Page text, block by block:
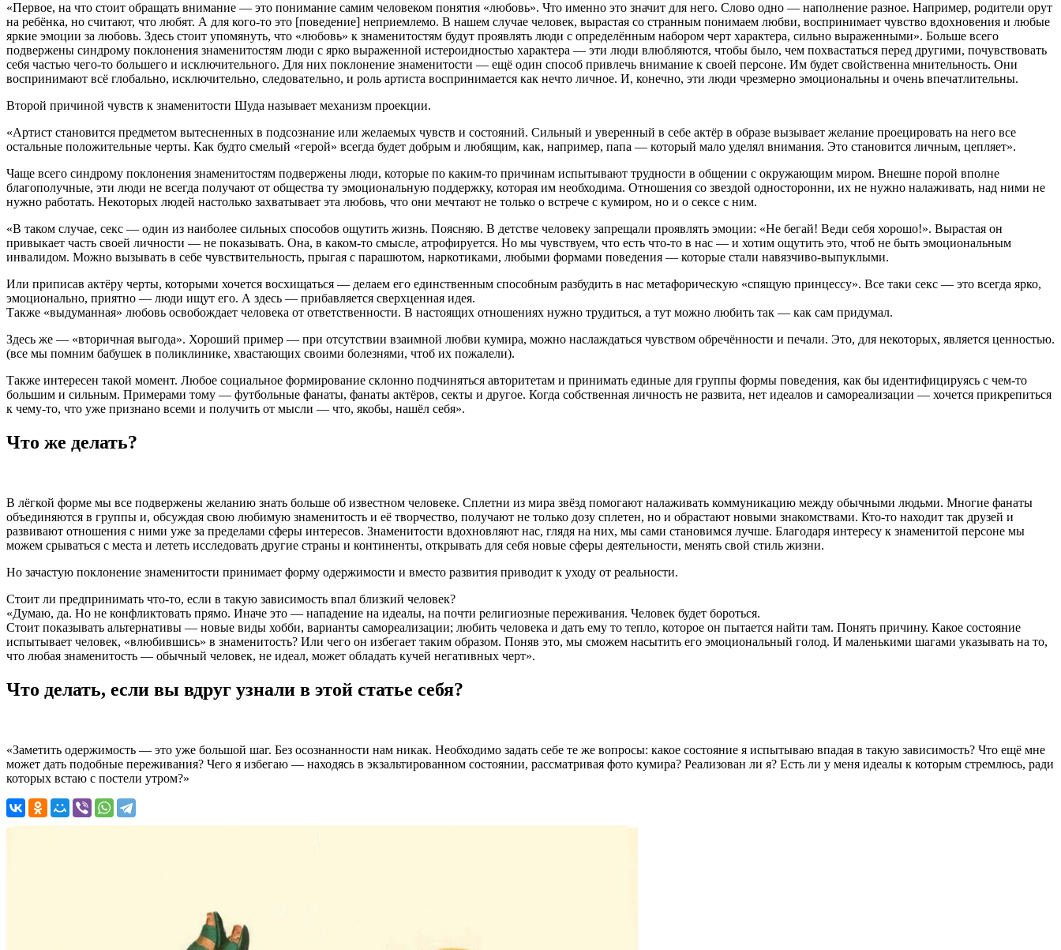
«Первое, на что стоит обращать внимание — это понимание самим человеком понятия «любовь». Что именно это значит для него. Слово одно — наполнение разное. Например, родители орут
на ребёнка, но считают, что любят. А для кого-то это [поведение] неприемлемо. В нашем случае человек, вырастая со странным понимаем любви, воспринимает чувство вдохновения и любые
яркие эмоции за любовь. Здесь стоит упомянуть, что «любовь» к знаменитостям будут проявлять люди с определённым набором черт характера, сильно выраженными». Больше всего
подвержены синдрому поклонения знаменитостям люди с ярко выраженной истероидностью характера — эти люди влюбляются, чтобы было, чем похвастаться перед другими, почувствовать
себя частью чего-то большего и исключительного. Для них поклонение знаменитости — ещё один способ привлечь внимание к своей персоне. Им будет свойственна мнительность. Они
воспринимают всё глобально, исключительно, следовательно, и роль артиста воспринимается как нечто личное. И, конечно, эти люди чрезмерно эмоциональны и очень впечатлительны.
Второй причиной чувств к знаменитости Шуда называет механизм проекции.
«Артист становится предметом вытесненных в подсознание или желаемых чувств и состояний. Сильный и уверенный в себе актёр в образе вызывает желание проецировать на него все
остальные положительные черты. Как будто смелый «герой» всегда будет добрым и любящим, как, например, папа — который мало уделял внимания. Это становится личным, цепляет».
Чаще всего синдрому поклонения знаменитостям подвержены люди, которые по каким-то причинам испытывают трудности в общении с окружающим миром. Внешне порой вполне
благополучные, эти люди не всегда получают от общества ту эмоциональную поддержку, которая им необходима. Отношения со звездой односторонни, их не нужно налаживать, над ними не
нужно работать. Некоторых людей настолько захватывает эта любовь, что они мечтают не только о встрече с кумиром, но и о сексе с ним.
«В таком случае, секс — один из наиболее сильных способов ощутить жизнь. Поясняю. В детстве человеку запрещали проявлять эмоции: «Не бегай! Веди себя хорошо!». Вырастая он
привыкает часть своей личности — не показывать. Она, в каком-то смысле, атрофируется. Но мы чувствуем, что есть что-то в нас — и хотим ощутить это, чтоб не быть эмоциональным
инвалидом. Можно вызывать в себе чувствительность, прыгая с парашютом, наркотиками, любыми формами поведения — которые стали навязчиво-выпуклыми.
Или приписав актёру черты, которыми хочется восхищаться — делаем его единственным способным разбудить в нас метафорическую «спящую принцессу». Все таки секс — это всегда ярко,
эмоционально, приятно — люди ищут его. А здесь — прибавляется сверхценная идея.
Также «выдуманная» любовь освобождает человека от ответственности. В настоящих отношениях нужно трудиться, а тут можно любить так — как сам придумал.
Здесь же — «вторичная выгода». Хороший пример — при отсутствии взаимной любви кумира, можно наслаждаться чувством обречённости и печали. Это, для некоторых, является ценностью.
(все мы помним бабушек в поликлинике, хвастающих своими болезнями, чтоб их пожалели).
Также интересен такой момент. Любое социальное формирование склонно подчиняться авторитетам и принимать единые для группы формы поведения, как бы идентифицируясь с чем-то
большим и сильным. Примерами тому — футбольные фанаты, фанаты актёров, секты и другое. Когда собственная личность не развита, нет идеалов и самореализации — хочется прикрепиться
к чему-то, что уже признано всеми и получить от мысли — что, якобы, нашёл себя».
Что же делать?
В лёгкой форме мы все подвержены желанию знать больше об известном человеке. Сплетни из мира звёзд помогают налаживать коммуникацию между обычными людьми. Многие фанаты
объединяются в группы и, обсуждая свою любимую знаменитость и её творчество, получают не только дозу сплетен, но и обрастают новыми знакомствами. Кто-то находит так друзей и
развивают отношения с ними уже за пределами сферы интересов. Знаменитости вдохновляют нас, глядя на них, мы сами становимся лучше. Благодаря интересу к знаменитой персоне мы
можем срываться с места и лететь исследовать другие страны и континенты, открывать для себя новые сферы деятельности, менять свой стиль жизни.
Но зачастую поклонение знаменитости принимает форму одержимости и вместо развития приводит к уходу от реальности.
Стоит ли предпринимать что-то, если в такую зависимость впал близкий человек?
«Думаю, да. Но не конфликтовать прямо. Иначе это — нападение на идеалы, на почти религиозные переживания. Человек будет бороться.
Стоит показывать альтернативы — новые виды хобби, варианты самореализации; любить человека и дать ему то тепло, которое он пытается найти там. Понять причину. Какое состояние
испытывает человек, «влюбившись» в знаменитость? Или чего он избегает таким образом. Поняв это, мы сможем насытить его эмоциональный голод. И маленькими шагами указывать на то,
что любая знаменитость — обычный человек, не идеал, может обладать кучей негативных черт».
Что делать, если вы вдруг узнали в этой статье себя?
«Заметить одержимость — это уже большой шаг. Без осознанности нам никак. Необходимо задать себе те же вопросы: какое состояние я испытываю впадая в такую зависимость? Что ещё мне
может дать подобные переживания? Чего я избегаю — находясь в экзальтированном состоянии, рассматривая фото кумира? Реализован ли я? Есть ли у меня идеалы к которым стремлюсь, ради
которых встаю с постели утром?»